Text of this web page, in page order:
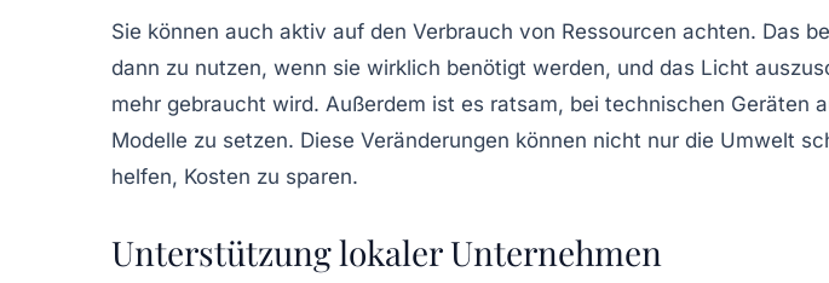
Sie können auch aktiv auf den Verbrauch von Ressourcen achten. Das
dann zu nutzen, wenn sie wirklich benötigt werden, und das Licht
mehr gebraucht wird. Außerdem ist es ratsam, bei technischen Geräten
Modelle zu setzen. Diese Veränderungen können nicht nur die Umwelt
helfen, Kosten zu sparen.
Unterstützung lokaler Unternehmen